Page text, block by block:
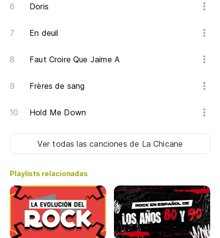
Doris
En deuil
Faut Croire Que Jaime A
Frères de sang
Hold Me Down
Ver todas las canciones de La Chicane
Playlists relacionadas